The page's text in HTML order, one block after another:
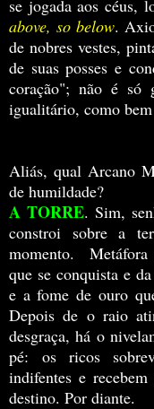
se jogada aos céus,
above, so below.
de nobres vestes,
de suas posses e
coração"; não é só
igualitário, como
Aliás, qual Arcano
de humildade?
A TORRE. Sim,
constroi sobre a
momento. Metáfora
que se conquista e
e a fome de ouro
Depois de o raio
desgraça, há o
pé: os ricos
indifentes e
destino. Por diante.